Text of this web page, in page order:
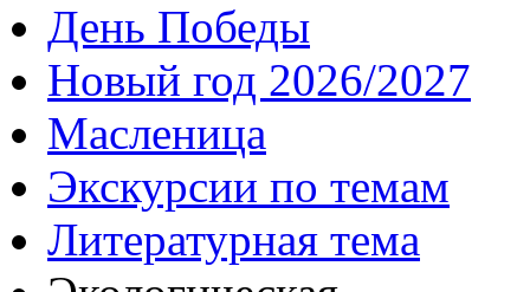
День Победы
Новый год 2026/2027
Масленица
Экскурсии по темам
Литературная тема